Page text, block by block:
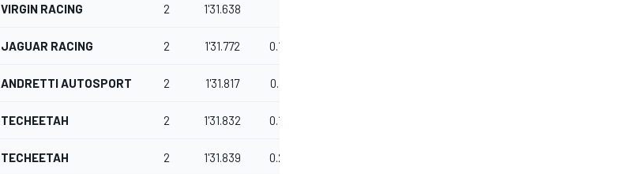
VIRGIN RACING 2 1'31.638
JAGUAR RACING 2 1'31.772 0.134
ANDRETTI AUTOSPORT 2 1'31.817 0.179
TECHEETAH 2 1'31.832 0.194
TECHEETAH 2 1'31.839 0.201